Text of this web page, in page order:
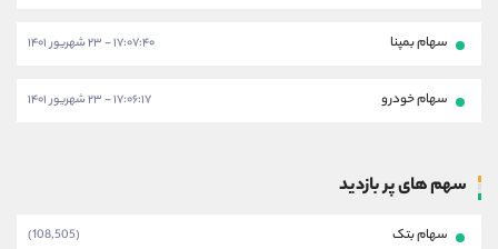
سهام بمپنا ۱۷:۰۷:۴۰ - ۲۳ شهریور ۱۴۰۱
سهام خودرو ۱۷:۰۶:۱۷ - ۲۳ شهریور ۱۴۰۱
سهم های پر بازدید
سهام بتک (108,505)